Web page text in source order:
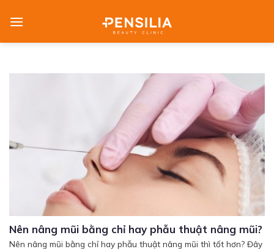
Nên nâng mũi bằng chỉ hay phẫu thuật nâng mũi?
Nên nâng mũi bằng chỉ hay phẫu thuật nâng mũi thì tốt hơn? Đây